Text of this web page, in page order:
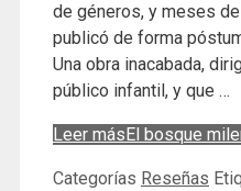
de géneros, y meses
publicó de forma
Una obra inacabada,
público infantil, y que …
Leer más El bosque
Categorías Reseñas